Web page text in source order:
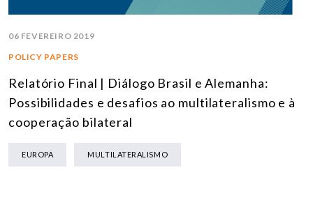
06 FEVEREIRO 2019
POLICY PAPERS
Relatório Final | Diálogo Brasil e Alemanha:
Possibilidades e desafios ao multilateralismo e à
cooperação bilateral
EUROPA MULTILATERALISMO